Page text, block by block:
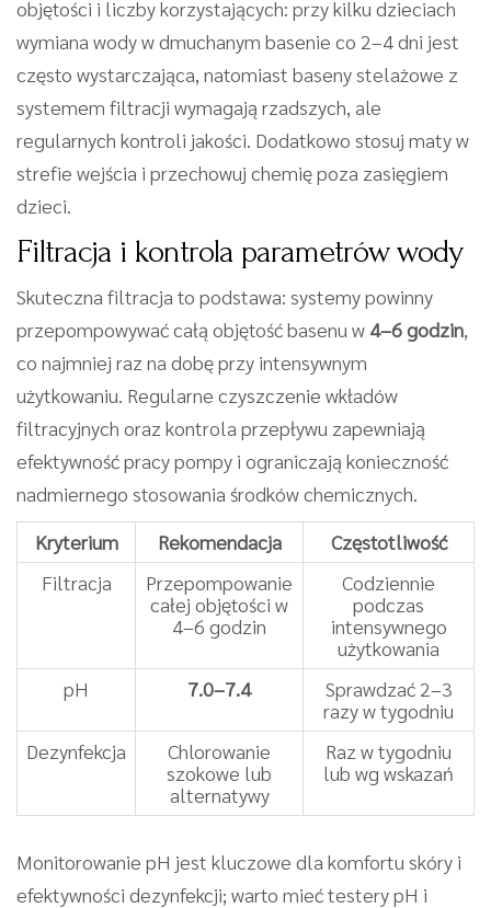
objętości i liczby korzystających: przy kilku dzieciach
wymiana wody w dmuchanym basenie co 2–4 dni jest
często wystarczająca, natomiast baseny stelażowe z
systemem filtracji wymagają rzadszych, ale
regularnych kontroli jakości. Dodatkowo stosuj maty w
strefie wejścia i przechowuj chemię poza zasięgiem
dzieci.
Filtracja i kontrola parametrów wody
Skuteczna filtracja to podstawa: systemy powinny
przepompowywać całą objętość basenu w 4–6 godzin,
co najmniej raz na dobę przy intensywnym
użytkowaniu. Regularne czyszczenie wkładów
filtracyjnych oraz kontrola przepływu zapewniają
efektywność pracy pompy i ograniczają konieczność
nadmiernego stosowania środków chemicznych.
Kryterium
Rekomendacja
Częstotliwość
Filtracja
Przepompowanie
całej objętości w
4–6 godzin
Codziennie
podczas
intensywnego
użytkowania
pH
7.0–7.4
Sprawdzać 2–3
razy w tygodniu
Dezynfekcja
Chlorowanie
szokowe lub
alternatywy
Raz w tygodniu
lub wg wskazań
Monitorowanie pH jest kluczowe dla komfortu skóry i
efektywności dezynfekcji; warto mieć testery pH i